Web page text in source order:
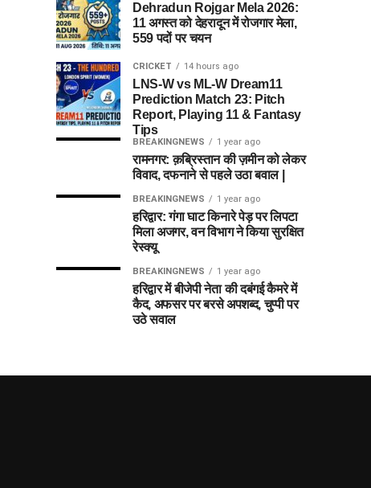
Dehradun Rojgar Mela 2026:
11 अगस्त को देहरादून में रोजगार मेला,
559 पदों पर चयन
CRICKET 14 hours ago
LNS-W vs ML-W Dream11
Prediction Match 23: Pitch
Report, Playing 11 & Fantasy
Tips
BREAKINGNEWS 1 year ago
रामनगर: क़ब्रिस्तान की ज़मीन को लेकर
विवाद, दफनाने से पहले उठा बवाल |
BREAKINGNEWS 1 year ago
हरिद्वार: गंगा घाट किनारे पेड़ पर लिपटा
मिला अजगर, वन विभाग ने किया सुरक्षित
रेस्क्यू
BREAKINGNEWS 1 year ago
हरिद्वार में बीजेपी नेता की दबंगई कैमरे में
कैद, अफसर पर बरसे अपशब्द, चुप्पी पर
उठे सवाल